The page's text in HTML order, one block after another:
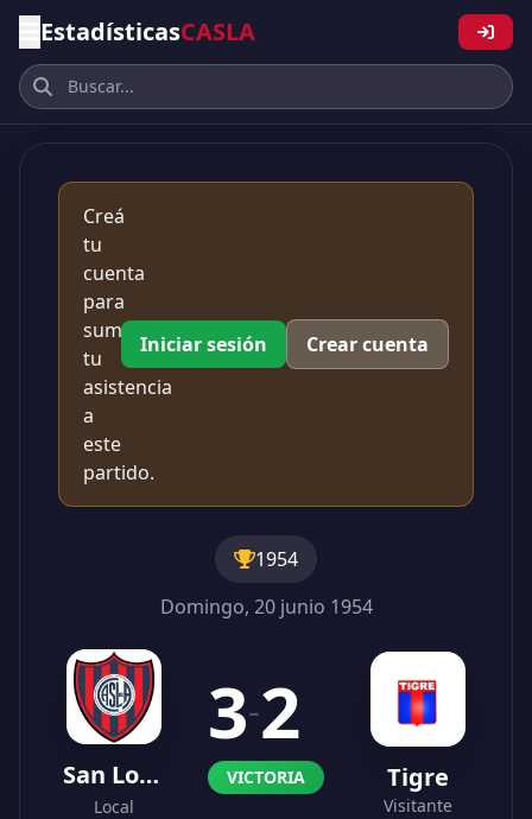
EstadísticasCASLA
Creá
tu
cuenta
para
sumar
tu
asistencia
a
este
partido.
Iniciar sesión Crear cuenta
1954
Domingo, 20 junio 1954
San Lorenzo
Local
3-2
VICTORIA Tigre
Visitante